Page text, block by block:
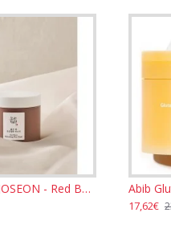
BEAUTY OF JOSEON - Red Bean Refreshing Pore Mask 140ml
17,62€